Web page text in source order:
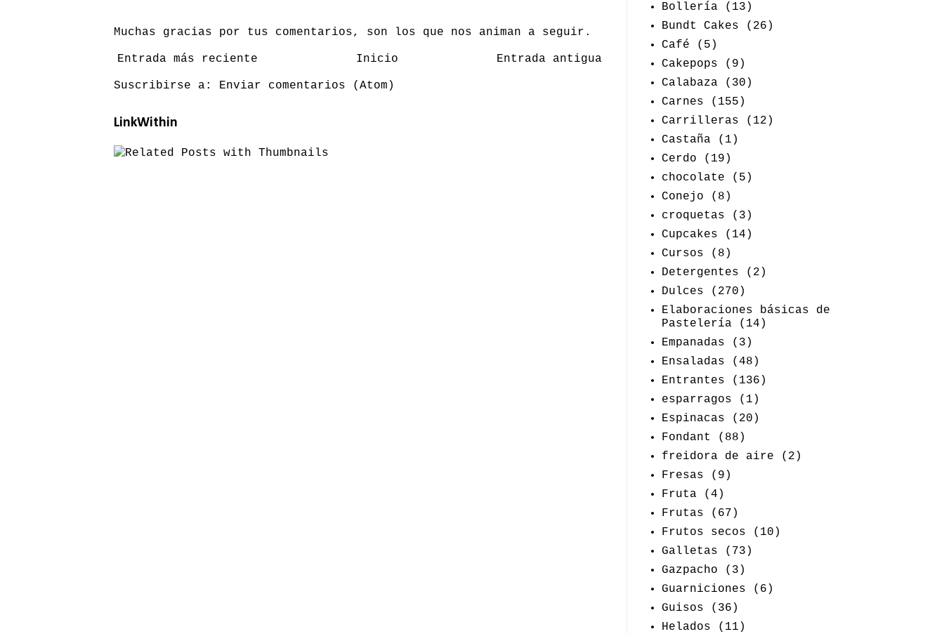
Muchas gracias por tus comentarios, son los que nos animan a seguir.
Entrada más reciente Entrada antigua
Inicio
Suscribirse a: Enviar comentarios (Atom)
LinkWithin
Bollería
(13)
Bundt Cakes
(26)
Café
(5)
Cakepops
(9)
Calabaza
(30)
Carnes
(155)
Carrilleras
(12)
Castaña
(1)
Cerdo
(19)
chocolate
(5)
Conejo
(8)
croquetas
(3)
Cupcakes
(14)
Cursos
(8)
Detergentes
(2)
Dulces
(270)
Elaboraciones básicas de
Pastelería
(14)
Empanadas
(3)
Ensaladas
(48)
Entrantes
(136)
esparragos
(1)
Espinacas
(20)
Fondant
(88)
freidora de aire
(2)
Fresas
(9)
Fruta
(4)
Frutas
(67)
Frutos secos
(10)
Galletas
(73)
Gazpacho
(3)
Guarniciones
(6)
Guisos
(36)
Helados
(11)